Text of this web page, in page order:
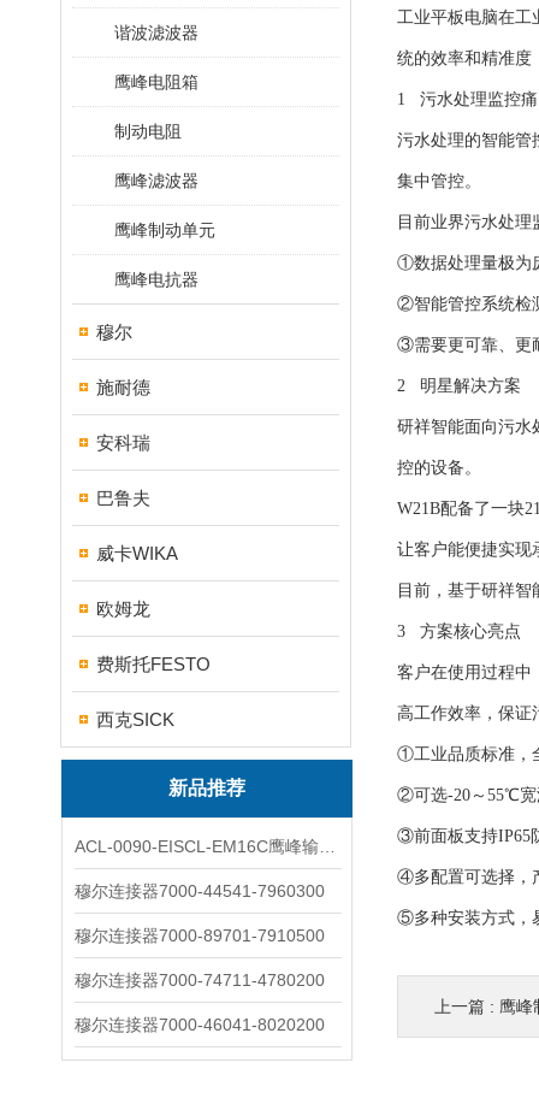
谐波滤波器
鹰峰电阻箱
制动电阻
鹰峰滤波器
鹰峰制动单元
鹰峰电抗器
穆尔
施耐德
安科瑞
巴鲁夫
威卡WIKA
欧姆龙
费斯托FESTO
西克SICK
新品推荐
穆尔连接器7000-44541-7960300
穆尔连接器7000-89701-7910500
穆尔连接器7000-74711-4780200
穆尔连接器7000-46041-8020200
工业平板电脑在工
统的效率和精准度
1 污水处理监控
污水处理的智能管
集中管控。
目前业界污水处
①数据处理量极为
②智能管控系统检
③需要更可靠、更
2 明星解决方案
研祥智能面向污水
控的设备。
W21B配备了一块
让客户能便捷实现
目前，基于研祥
3 方案核心亮点
客户在使用过程中
高工作效率，保证
①工业品质标准，
②可选-20～55℃宽
③前面板支持IP65
④多配置可选择，
⑤多种安装方式，
上一篇 : 鹰峰